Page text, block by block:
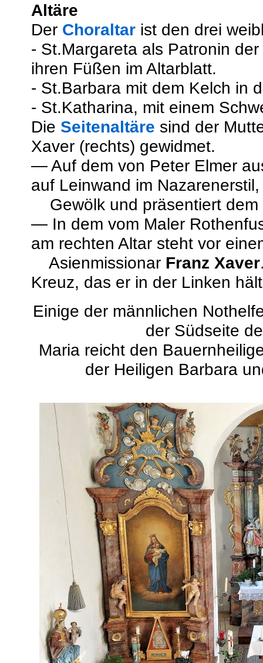
Altäre
Der Choraltar ist den drei
- St.Margareta als Patronin
ihren Füßen im Altarblatt.
- St.Barbara mit dem Kelch in
- St.Katharina, mit einem
Die Seitenaltäre sind der
Xaver (rechts) gewidmet.
— Auf dem von Peter Elmer
auf Leinwand im
Gewölk und präsentiert dem
— In dem vom Maler
am rechten Altar steht vor
Asienmissionar Franz Xaver
Kreuz, das er in der Linken
Einige der männlichen
der Südseite
Maria reicht den
der Heiligen Barbara